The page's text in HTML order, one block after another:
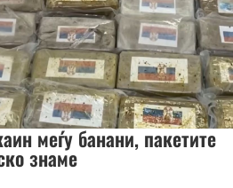
меѓу банани, пакетите
знаме